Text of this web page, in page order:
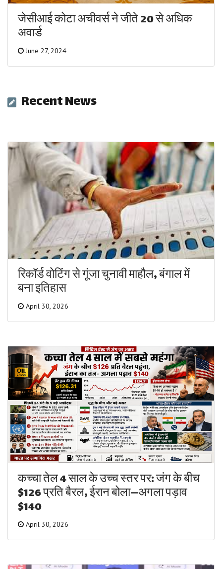
जेसीआई कोटा अचीवर्स ने जीते 20 से अधिक
अवार्ड
June 27, 2024
Recent News
रिकॉर्ड वोटिंग से गूंजा चुनावी माहौल, बंगाल में
बना इतिहास
April 30, 2026
कच्चा तेल 4 साल के उच्च स्तर पर: जंग के बीच
$126 प्रति बैरल, ईरान बोला—अगला पड़ाव
$140
April 30, 2026